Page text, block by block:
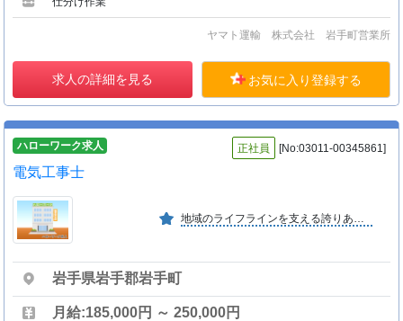
ヤマト運輸 株式会社 岩手町営業所
求人の詳細を見る お気に入り登録する
ハローワーク求人 正社員 [No:03011-00345861]
電気工事士
岩手県岩手郡岩手町
月給:185,000円 ～ 250,000円